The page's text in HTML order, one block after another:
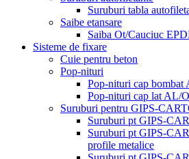
Suruburi tabla
Saibe etansare
Saiba Ot/Cauciuc
Sisteme de fixare
Cuie pentru beton
Pop-nituri
Pop-nituri cap bombat
Pop-nituri cap lat AL/
Suruburi pentru GIPS-
Suruburi pt GIPS-
Suruburi pt GIPS-
profile metalice